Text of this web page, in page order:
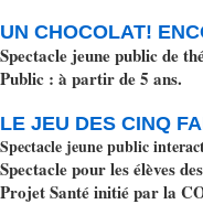
UN CHOCOLAT!
Spectacle jeune public de
Public : à partir de 5 ans.
LE JEU DES CINQ
Spectacle jeune public
Spectacle pour les élèves
Projet Santé initié par la